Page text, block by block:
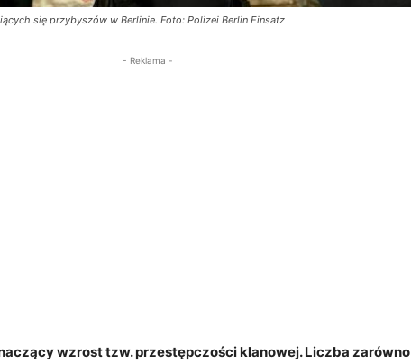
się przybyszów w Berlinie. Foto: Polizei Berlin Einsatz
- Reklama -
wzrost tzw. przestępczości klanowej. Liczba zarówno